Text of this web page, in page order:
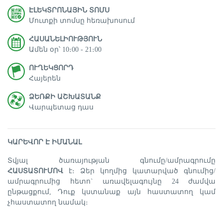
ԷԼԵԿՏՐՈՆԱՅԻՆ ՏՈՄՍ
Մուտքի տոմսը հեռախոսում
ՀԱՍԱՆԵԼԻՈՒԹՅՈՒՆ
Ամեն օր՝ 10։00 - 21։00
ՈՒՂԵԿՑՈՐԴ
Հայերեն
ՁԵՌՔԻ ԱՇԽԱՏԱՆՔ
Վարպետաց դաս
ԿԱՐԵՎՈՐ Է ԻՄԱՆԱԼ
Տվյալ ծառայության գնումը/ամրագրումը
ՀԱՍՏԱՏՈՒՄՈՎ է։ Ձեր կողմից կատարված գնումից/
ամրագրումից հետո` առավելագույնը 24 ժամվա
ընթացքում, Դուք կստանաք այն հաստատող կամ
չհաստատող նամակ։